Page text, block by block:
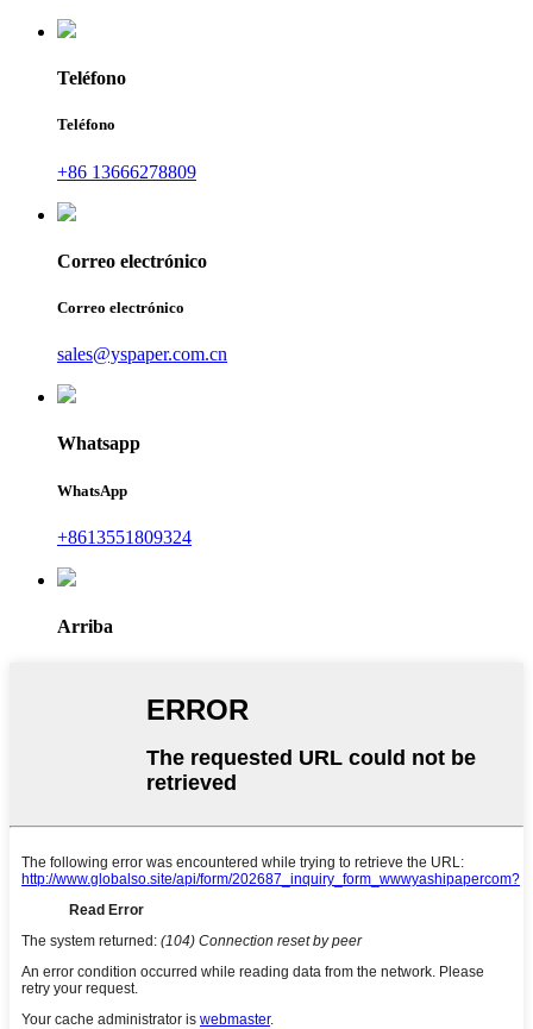
Teléfono
Teléfono
+86 13666278809
Correo electrónico
Correo electrónico
sales@yspaper.com.cn
Whatsapp
WhatsApp
+8613551809324
Arriba